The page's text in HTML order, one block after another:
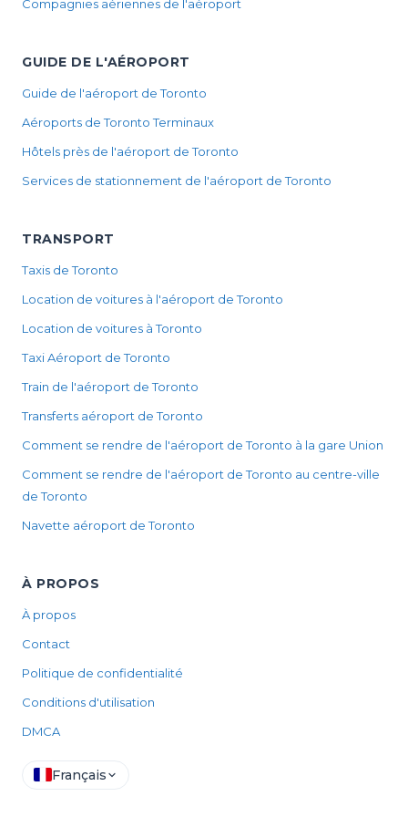
Compagnies aériennes de l'aéroport
GUIDE DE L'AÉROPORT
Guide de l'aéroport de Toronto
Aéroports de Toronto Terminaux
Hôtels près de l'aéroport de Toronto
Services de stationnement de l'aéroport de Toronto
TRANSPORT
Taxis de Toronto
Location de voitures à l'aéroport de Toronto
Location de voitures à Toronto
Taxi Aéroport de Toronto
Train de l'aéroport de Toronto
Transferts aéroport de Toronto
Comment se rendre de l'aéroport de Toronto à la gare Union
Comment se rendre de l'aéroport de Toronto au centre-ville
de Toronto
Navette aéroport de Toronto
À PROPOS
À propos
Contact
Politique de confidentialité
Conditions d'utilisation
DMCA
Français